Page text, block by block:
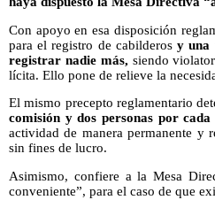
Con apoyo en esa disposición
para el registro de cabilderosy una
registrar nadie más, siendo
lícita. Ello pone de relieve la
El mismo precepto reglamentario
comisión y dos personas por
actividad de manera permanente y
sin fines de lucro.
Asimismo, confiere a la Mesa
conveniente”, para el caso de que